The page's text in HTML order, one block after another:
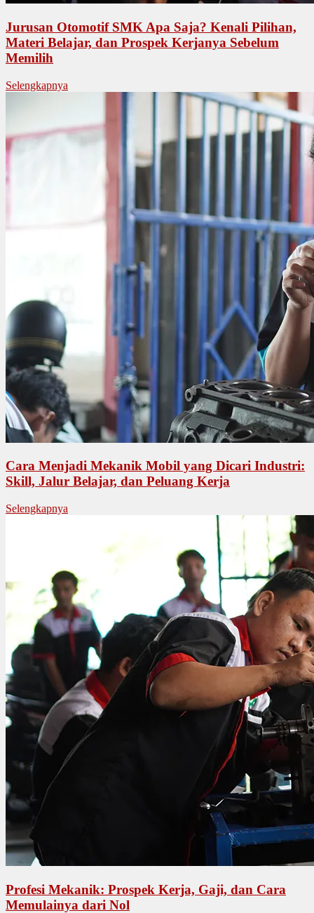
Jurusan Otomotif SMK Apa Saja? Kenali Pilihan,
Materi Belajar, dan Prospek Kerjanya Sebelum
Memilih
Selengkapnya
Cara Menjadi Mekanik Mobil yang Dicari Industri:
Skill, Jalur Belajar, dan Peluang Kerja
Selengkapnya
Profesi Mekanik: Prospek Kerja, Gaji, dan Cara
Memulainya dari Nol